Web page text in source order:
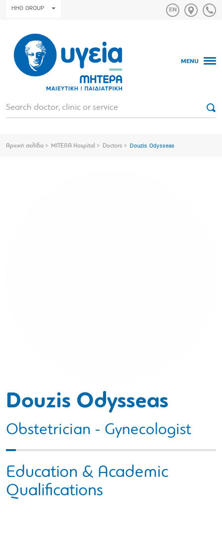
HHG GROUP
MENU
Αρχική σελίδα MITERA Hospital Doctors Douzis Odysseas
Douzis Odysseas
Obstetrician - Gynecologist
Education & Academic
Qualifications